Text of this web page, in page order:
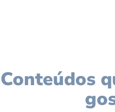
Conteúdos